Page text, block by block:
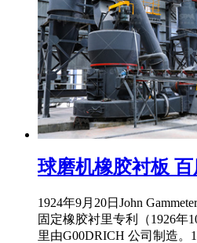
球磨机橡胶衬板
1924年9月20日John
固定橡胶衬里专利（1926年
里由G00DRICH 公司制造。